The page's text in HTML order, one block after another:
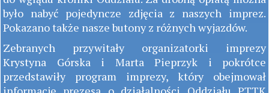
było nabyć pojedyncze zdjęcia z naszych imprez.
Pokazano także nasze butony z różnych wyjazdów.
Zebranych przywitały organizatorki imprezy
Krystyna Górska i Marta Pieprzyk i pokrótce
przedstawiły program imprezy, który obejmował